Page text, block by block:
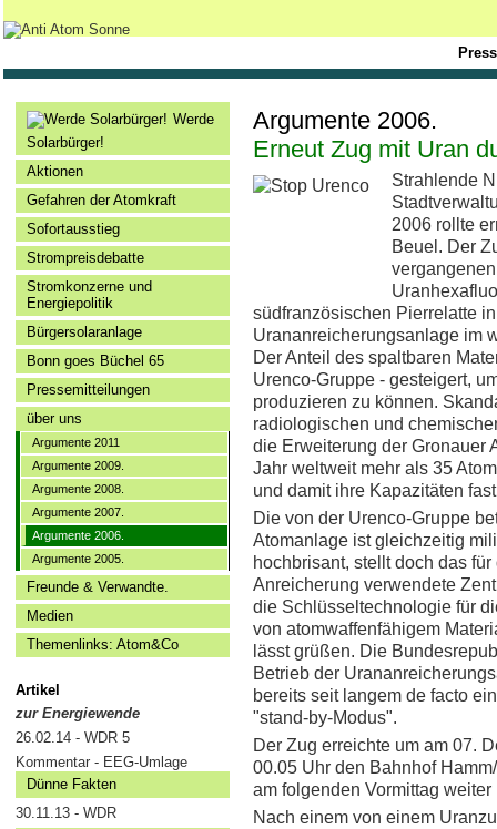
Werde
Solarbürger!
Aktionen
Gefahren der Atomkraft
Sofortausstieg
Strompreisdebatte
Stromkonzerne und
Energiepolitik
Bürgersolaranlage
Bonn goes Büchel 65
Pressemitteilungen
über uns
Argumente 2011
Argumente 2009.
Argumente 2008.
Argumente 2007.
Argumente 2006.
Argumente 2005.
Freunde & Verwandte.
Medien
Themenlinks: Atom&Co
Artikel
zur Energiewende
26.02.14 - WDR 5
Kommentar - EEG-Umlage
Dünne Fakten
30.11.13 - WDR
Argumente 2006.
Erneut Zug mit Uran
Strahlende
2006 rollte
Beuel. Der
südfranzösischen Pierrelatte
Urananreicherungsanlage im
Der Anteil des spaltbaren
Urenco-Gruppe - gesteigert,
produzieren zu können.
radiologischen und
die Erweiterung der Gronauer
Jahr weltweit mehr als 35
und damit ihre Kapazitäten
Die von der Urenco-Gruppe
Atomanlage ist gleichzeitig
hochbrisant, stellt doch das für
Anreicherung verwendete
die Schlüsseltechnologie für
von atomwaffenfähigem
lässt grüßen. Die
Betrieb der
bereits seit langem de facto
"stand-by-Modus".
Der Zug erreichte um am 07.
00.05 Uhr den Bahnhof
am folgenden Vormittag weiter
Nach einem von einem